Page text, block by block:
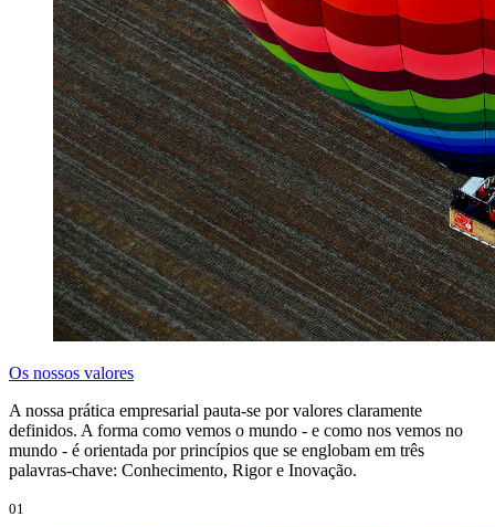
Os nossos valores
A nossa prática empresarial pauta-se por valores claramente
definidos. A forma como vemos o mundo - e como nos vemos no
mundo - é orientada por princípios que se englobam em três
palavras-chave: Conhecimento, Rigor e Inovação.
01